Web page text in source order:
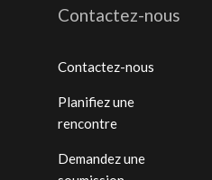
Contactez-nous
Contactez-nous
Planifiez une
rencontre
Demandez une